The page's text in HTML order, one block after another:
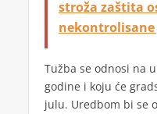
stroža zaštita
Tužba se odnosi na
godine i koju će
julu. Uredbom bi se